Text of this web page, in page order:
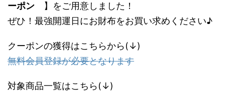
ーポン 】をご用意しました！
ぜひ！最強開運日にお財布をお買い求めください♪
クーポンの獲得はこちらから(↓)
無料会員登録が必要となります
対象商品一覧はこちら(↓)